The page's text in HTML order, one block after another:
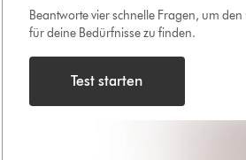
Beantworte vier schnelle Fragen, um
für deine Bedürfnisse zu finden.
Test starten